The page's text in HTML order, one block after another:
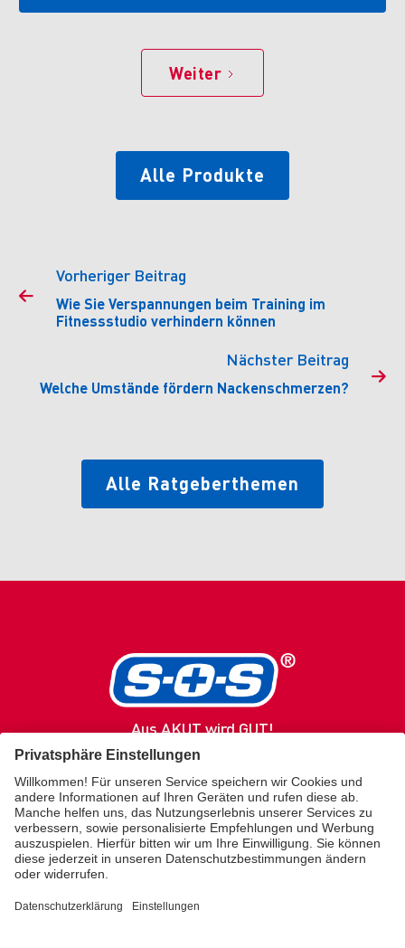
Weiter
Alle Produkte

Vorheriger Beitrag
Wie Sie Verspannungen beim Training im
Fitnessstudio verhindern können
Nächster Beitrag
Welche Umstände fördern Nackenschmerzen?

Alle Ratgeberthemen
Aus AKUT wird GUT!
SOS
Produkte
Gesundheitsratgeber
Service / Kontakt
Über uns